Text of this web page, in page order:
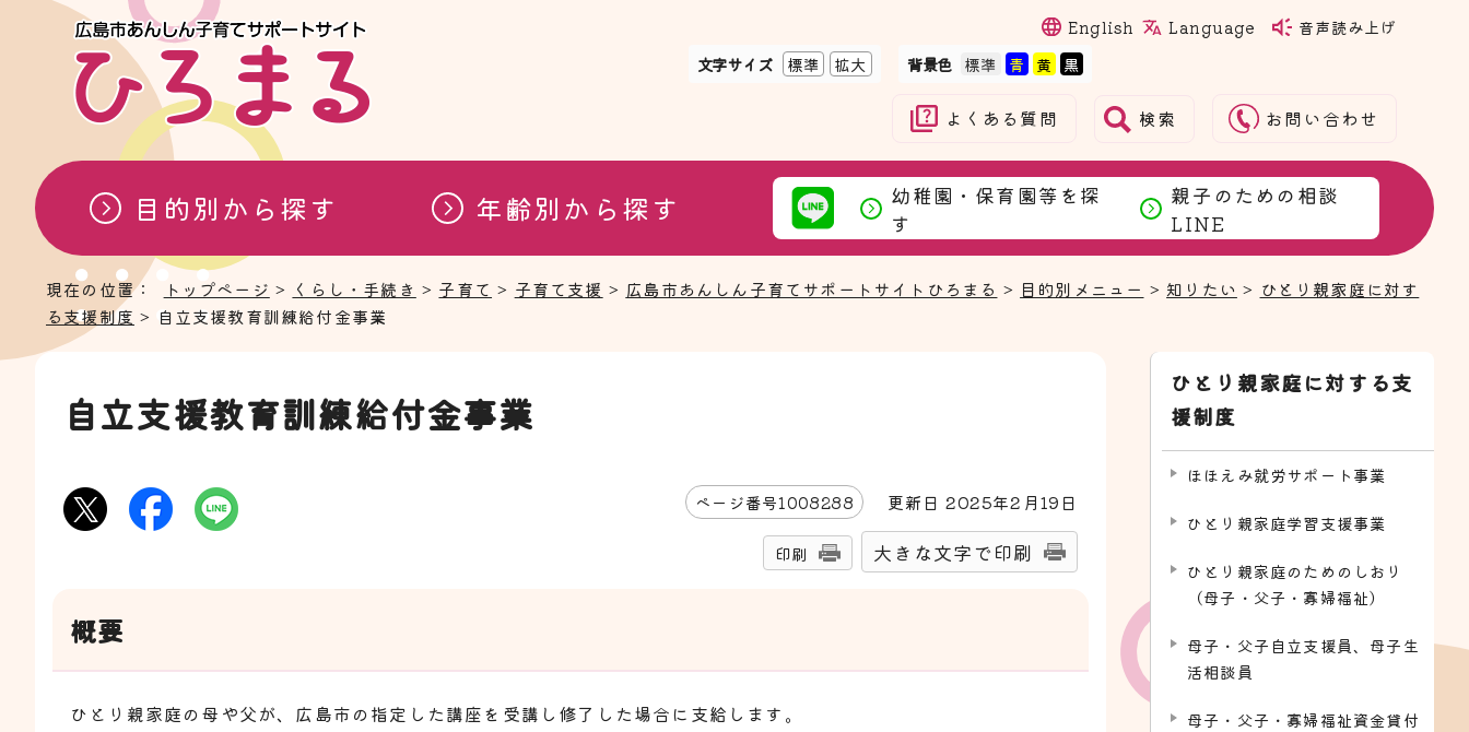
English Language
音声読み上げ
文字サイズ
標準 拡大 背景色
よくある質問 検索 お問い合わせ
目的別から探す 年齢別から探す
幼稚園・保育園等を探
す
親子のための相談
LINE
現在の位置： トップページ > くらし・手続き > 子育て > 子育て支援 > 広島市あんしん子育てサポートサイトひろまる > 目的別メニュー > 知りたい > ひとり親家庭に対す
る支援制度 > 自立支援教育訓練給付金事業
自立支援教育訓練給付金事業
ページ番号1008288 更新日2025年2月19 日
印刷 大きな文字で印刷
概要
ひとり親家庭の母や父が、広島市の指定した講座を受講し修了した場合に支給します。
ひとり親家庭に対する支
援制度
ほほえみ就労サポート事業
ひとり親家庭学習支援事業
ひとり親家庭のためのしおり
（母子・父子・寡婦福祉）
母子・父子自立支援員、母子生
活相談員
母子・父子・寡婦福祉資金貸付